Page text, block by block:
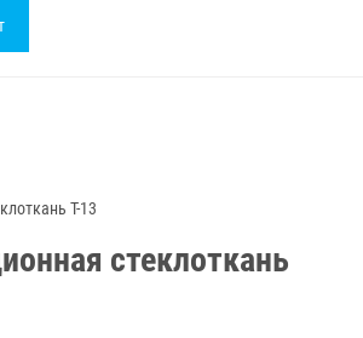
Т-13
стеклоткань